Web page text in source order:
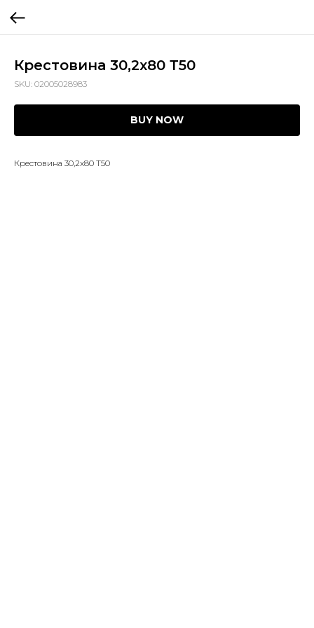
Крестовина 30,2x80 Т50
SKU: 02005028983
BUY NOW
Крестовина 30,2x80 Т50